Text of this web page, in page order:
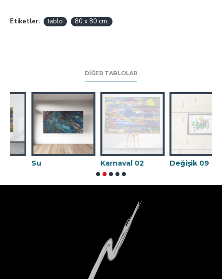
Etiketler: tablo 80 x 80 cm.
DIĞER TABLOLAR
Karnaval 02 Değişik 09